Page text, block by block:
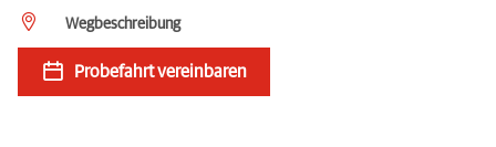
Wegbeschreibung
Probefahrt vereinbaren